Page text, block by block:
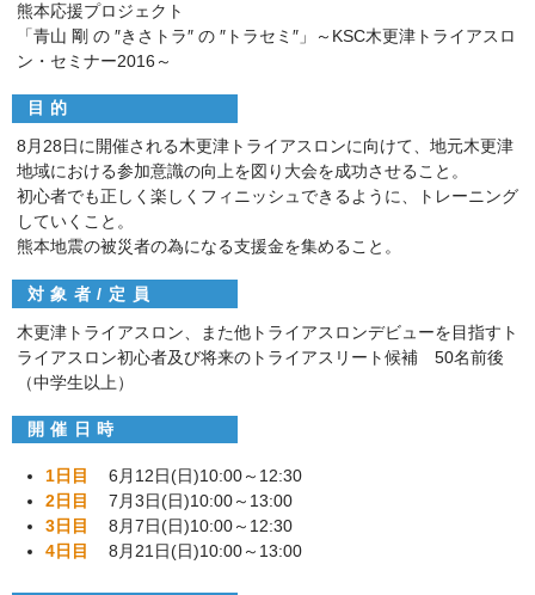
熊本応援プロジェクト
「青山 剛 の ″きさトラ″ の ″トラセミ″」～KSC木更津トライアスロ
ン・セミナー2016～
目的
8月28日に開催される木更津トライアスロンに向けて、地元木更津
地域における参加意識の向上を図り大会を成功させること。
初心者でも正しく楽しくフィニッシュできるように、トレーニング
していくこと。
熊本地震の被災者の為になる支援金を集めること。
対象者/定員
木更津トライアスロン、また他トライアスロンデビューを目指すト
ライアスロン初心者及び将来のトライアスリート候補 50名前後
（中学生以上）
開催日時
1日目
6月12日(日)10:00～12:30
2日目
7月3日(日)10:00～13:00
3日目
8月7日(日)10:00～12:30
4日目
8月21日(日)10:00～13:00